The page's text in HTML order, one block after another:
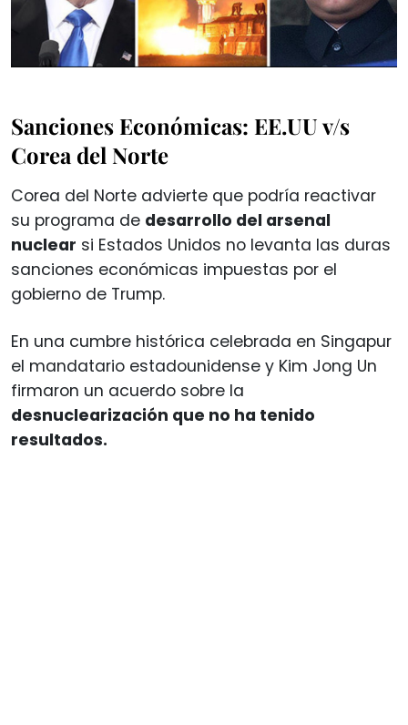
Sanciones Económicas: EE.UU v/s
Corea del Norte
Corea del Norte advierte que podría reactivar
su programa de desarrollo del arsenal
nuclear si Estados Unidos no levanta las duras
sanciones económicas impuestas por el
gobierno de Trump.
En una cumbre histórica celebrada en Singapur
el mandatario estadounidense y Kim Jong Un
firmaron un acuerdo sobre la
desnuclearización que no ha tenido
resultados.